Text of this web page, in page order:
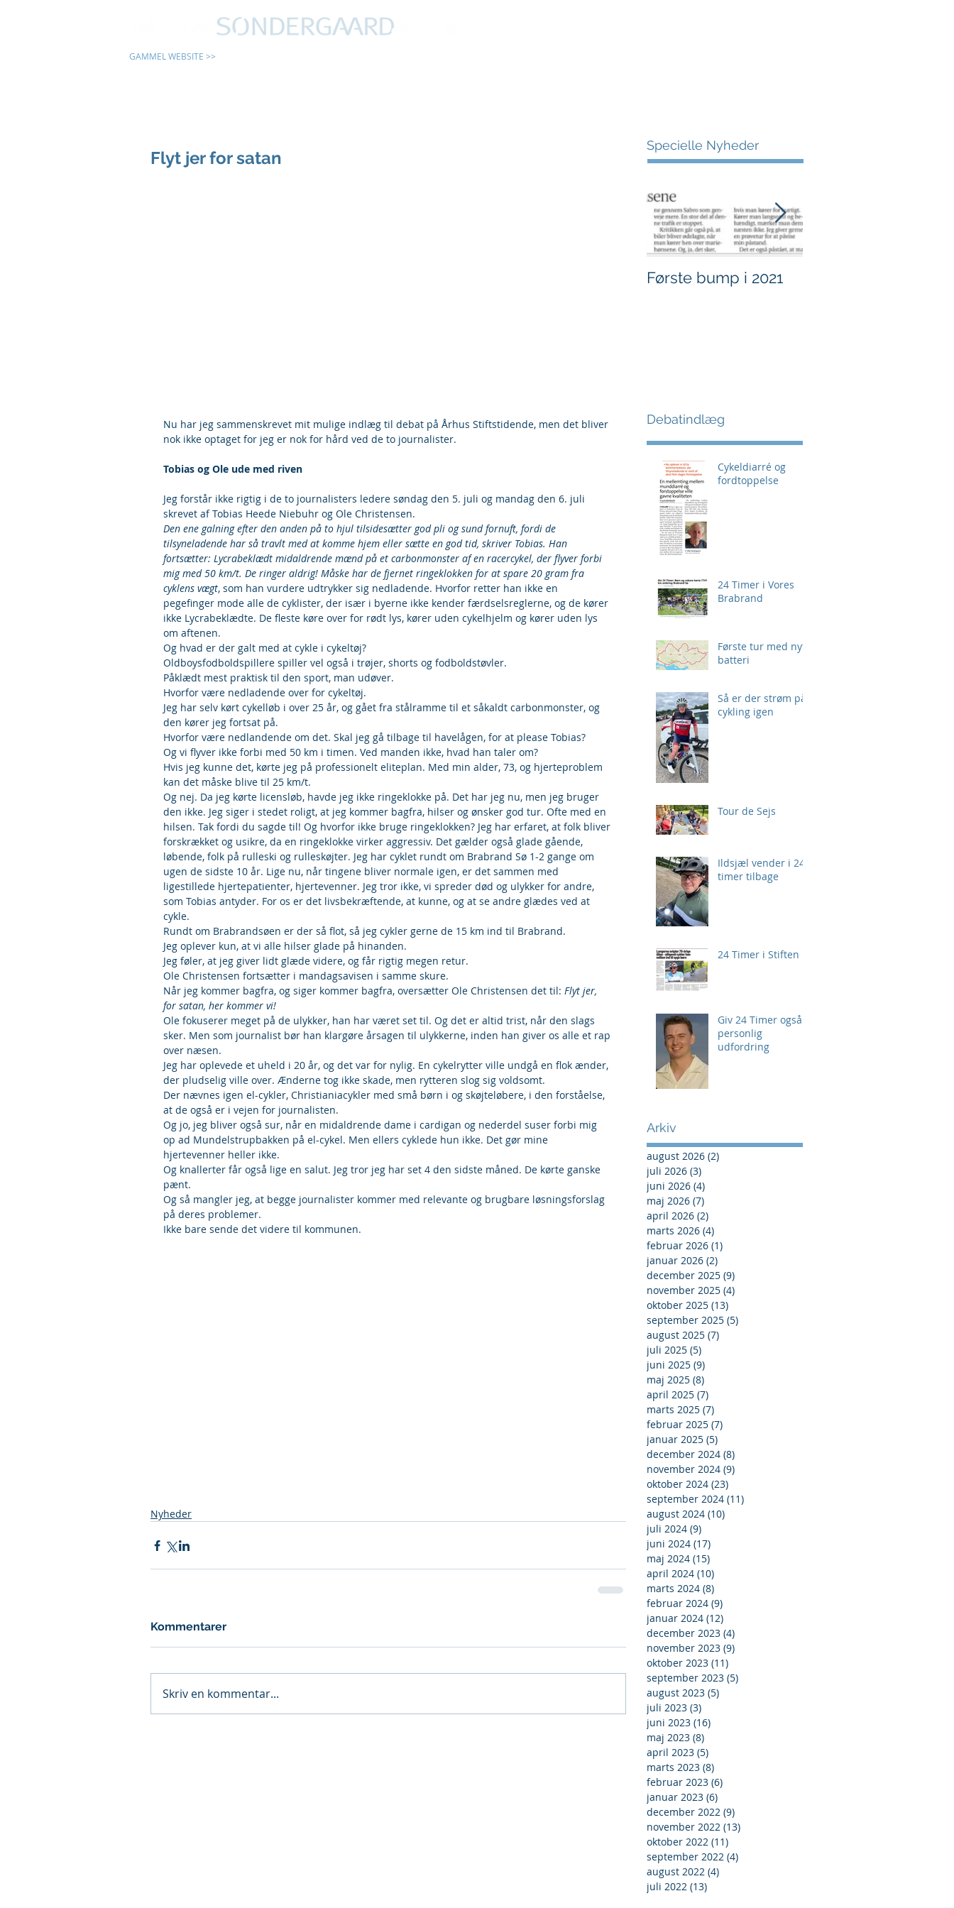
GAMMEL WEBSITE >>
Flyt jer for satan
Nu har jeg sammenskrevet mit mulige indlæg til debat på Århus Stiftstidende, men det bliver
nok ikke optaget for jeg er nok for hård ved de to journalister.
Tobias og Ole ude med riven
Jeg forstår ikke rigtig i de to journalisters ledere søndag den 5. juli og mandag den 6. juli
skrevet af Tobias Heede Niebuhr og Ole Christensen.
Den ene galning efter den anden på to hjul tilsidesætter god pli og sund fornuft, fordi de
tilsyneladende har så travlt med at komme hjem eller sætte en god tid, skriver Tobias. Han
fortsætter: Lycrabeklædt midaldrende mænd på et carbonmonster af en racercykel, der flyver forbi
mig med 50 km/t. De ringer aldrig! Måske har de fjernet ringeklokken for at spare 20 gram fra
cyklens vægt, som han vurdere udtrykker sig nedladende. Hvorfor retter han ikke en
pegefinger mode alle de cyklister, der især i byerne ikke kender færdselsreglerne, og de kører
ikke Lycrabeklædte. De fleste køre over for rødt lys, kører uden cykelhjelm og kører uden lys
om aftenen.
Og hvad er der galt med at cykle i cykeltøj?
Oldboysfodboldspillere spiller vel også i trøjer, shorts og fodboldstøvler.
Påklædt mest praktisk til den sport, man udøver.
Hvorfor være nedladende over for cykeltøj.
Jeg har selv kørt cykelløb i over 25 år, og gået fra stålramme til et såkaldt carbonmonster, og
den kører jeg fortsat på.
Hvorfor være nedlandende om det. Skal jeg gå tilbage til havelågen, for at please Tobias?
Og vi flyver ikke forbi med 50 km i timen. Ved manden ikke, hvad han taler om?
Hvis jeg kunne det, kørte jeg på professionelt eliteplan. Med min alder, 73, og hjerteproblem
kan det måske blive til 25 km/t.
Og nej. Da jeg kørte licensløb, havde jeg ikke ringeklokke på. Det har jeg nu, men jeg bruger
den ikke. Jeg siger i stedet roligt, at jeg kommer bagfra, hilser og ønsker god tur. Ofte med en
hilsen. Tak fordi du sagde til! Og hvorfor ikke bruge ringeklokken? Jeg har erfaret, at folk bliver
forskrækket og usikre, da en ringeklokke virker aggressiv. Det gælder også glade gående,
løbende, folk på rulleski og rulleskøjter. Jeg har cyklet rundt om Brabrand Sø 1-2 gange om
ugen de sidste 10 år. Lige nu, når tingene bliver normale igen, er det sammen med
ligestillede hjertepatienter, hjertevenner. Jeg tror ikke, vi spreder død og ulykker for andre,
som Tobias antyder. For os er det livsbekræftende, at kunne, og at se andre glædes ved at
cykle.
Rundt om Brabrandsøen er der så flot, så jeg cykler gerne de 15 km ind til Brabrand.
Jeg oplever kun, at vi alle hilser glade på hinanden.
Jeg føler, at jeg giver lidt glæde videre, og får rigtig megen retur.
Ole Christensen fortsætter i mandagsavisen i samme skure.
Når jeg kommer bagfra, og siger kommer bagfra, oversætter Ole Christensen det til: Flyt jer,
for satan, her kommer vi!
Ole fokuserer meget på de ulykker, han har været set til. Og det er altid trist, når den slags
sker. Men som journalist bør han klargøre årsagen til ulykkerne, inden han giver os alle et rap
over næsen.
Jeg har oplevede et uheld i 20 år, og det var for nylig. En cykelrytter ville undgå en flok ænder,
der pludselig ville over. Ænderne tog ikke skade, men rytteren slog sig voldsomt.
Der nævnes igen el-cykler, Christianiacykler med små børn i og skøjteløbere, i den forståelse,
at de også er i vejen for journalisten.
Og jo, jeg bliver også sur, når en midaldrende dame i cardigan og nederdel suser forbi mig
op ad Mundelstrupbakken på el-cykel. Men ellers cyklede hun ikke. Det gør mine
hjertevenner heller ikke.
Og knallerter får også lige en salut. Jeg tror jeg har set 4 den sidste måned. De kørte ganske
pænt.
Og så mangler jeg, at begge journalister kommer med relevante og brugbare løsningsforslag
på deres problemer.
Ikke bare sende det videre til kommunen.
Nyheder
Kommentarer
Skriv en kommentar...
Specielle Nyheder
Første bump i 2021
Debatindlæg
Cykeldiarré og
fordtoppelse
24 Timer i Vores
Brabrand
Første tur med nyt
batteri
Så er der strøm på
cykling igen
Tour de Sejs
Ildsjæl vender i 24
timer tilbage
24 Timer i Stiften
Giv 24 Timer også
personlig
udfordring
Arkiv
august 2026 (2)
juli 2026 (3)
juni 2026 (4)
maj 2026 (7)
april 2026 (2)
marts 2026 (4)
februar 2026 (1)
januar 2026 (2)
december 2025 (9)
november 2025 (4)
oktober 2025 (13)
september 2025 (5)
august 2025 (7)
juli 2025 (5)
juni 2025 (9)
maj 2025 (8)
april 2025 (7)
marts 2025 (7)
februar 2025 (7)
januar 2025 (5)
december 2024 (8)
november 2024 (9)
oktober 2024 (23)
september 2024 (11)
august 2024 (10)
juli 2024 (9)
juni 2024 (17)
maj 2024 (15)
april 2024 (10)
marts 2024 (8)
februar 2024 (9)
januar 2024 (12)
december 2023 (4)
november 2023 (9)
oktober 2023 (11)
september 2023 (5)
august 2023 (5)
juli 2023 (3)
juni 2023 (16)
maj 2023 (8)
april 2023 (5)
marts 2023 (8)
februar 2023 (6)
januar 2023 (6)
december 2022 (9)
november 2022 (13)
oktober 2022 (11)
september 2022 (4)
august 2022 (4)
juli 2022 (13)